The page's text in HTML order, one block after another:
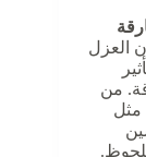
العزل
من
مثل